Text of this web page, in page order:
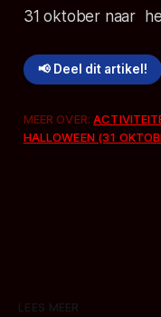
31 oktober naar
📢 Deel dit artikel!
MEER OVER:
HALLOWEEN (31
LEES MEER